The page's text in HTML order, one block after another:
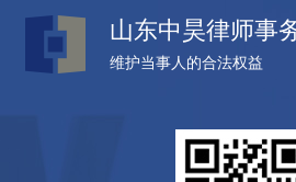
山东中昊律师事
维护当事人的合法权益